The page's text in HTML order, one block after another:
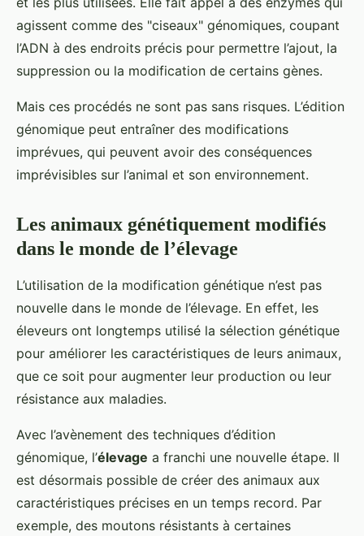
agissent comme des "ciseaux" génomiques, coupant
l’ADN à des endroits précis pour permettre l’ajout, la
suppression ou la modification de certains gènes.
Mais ces procédés ne sont pas sans risques. L’édition
génomique peut entraîner des modifications
imprévues, qui peuvent avoir des conséquences
imprévisibles sur l’animal et son environnement.
Les animaux génétiquement modifiés
dans le monde de l’élevage
L’utilisation de la modification génétique n’est pas
nouvelle dans le monde de l’élevage. En effet, les
éleveurs ont longtemps utilisé la sélection génétique
pour améliorer les caractéristiques de leurs animaux,
que ce soit pour augmenter leur production ou leur
résistance aux maladies.
Avec l’avènement des techniques d’édition
génomique, l’élevage a franchi une nouvelle étape. Il
est désormais possible de créer des animaux aux
caractéristiques précises en un temps record. Par
exemple, des moutons résistants à certaines